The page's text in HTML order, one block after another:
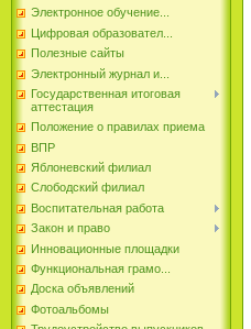
Электронное обучение...
Цифровая образовател...
Полезные сайты
Электронный журнал и...
Государственная итоговая
аттестация
Положение о правилах приема
ВПР
Яблоневский филиал
Слободский филиал
Воспитательная работа
Закон и право
Инновационные площадки
Функциональная грамо...
Доска объявлений
Фотоальбомы